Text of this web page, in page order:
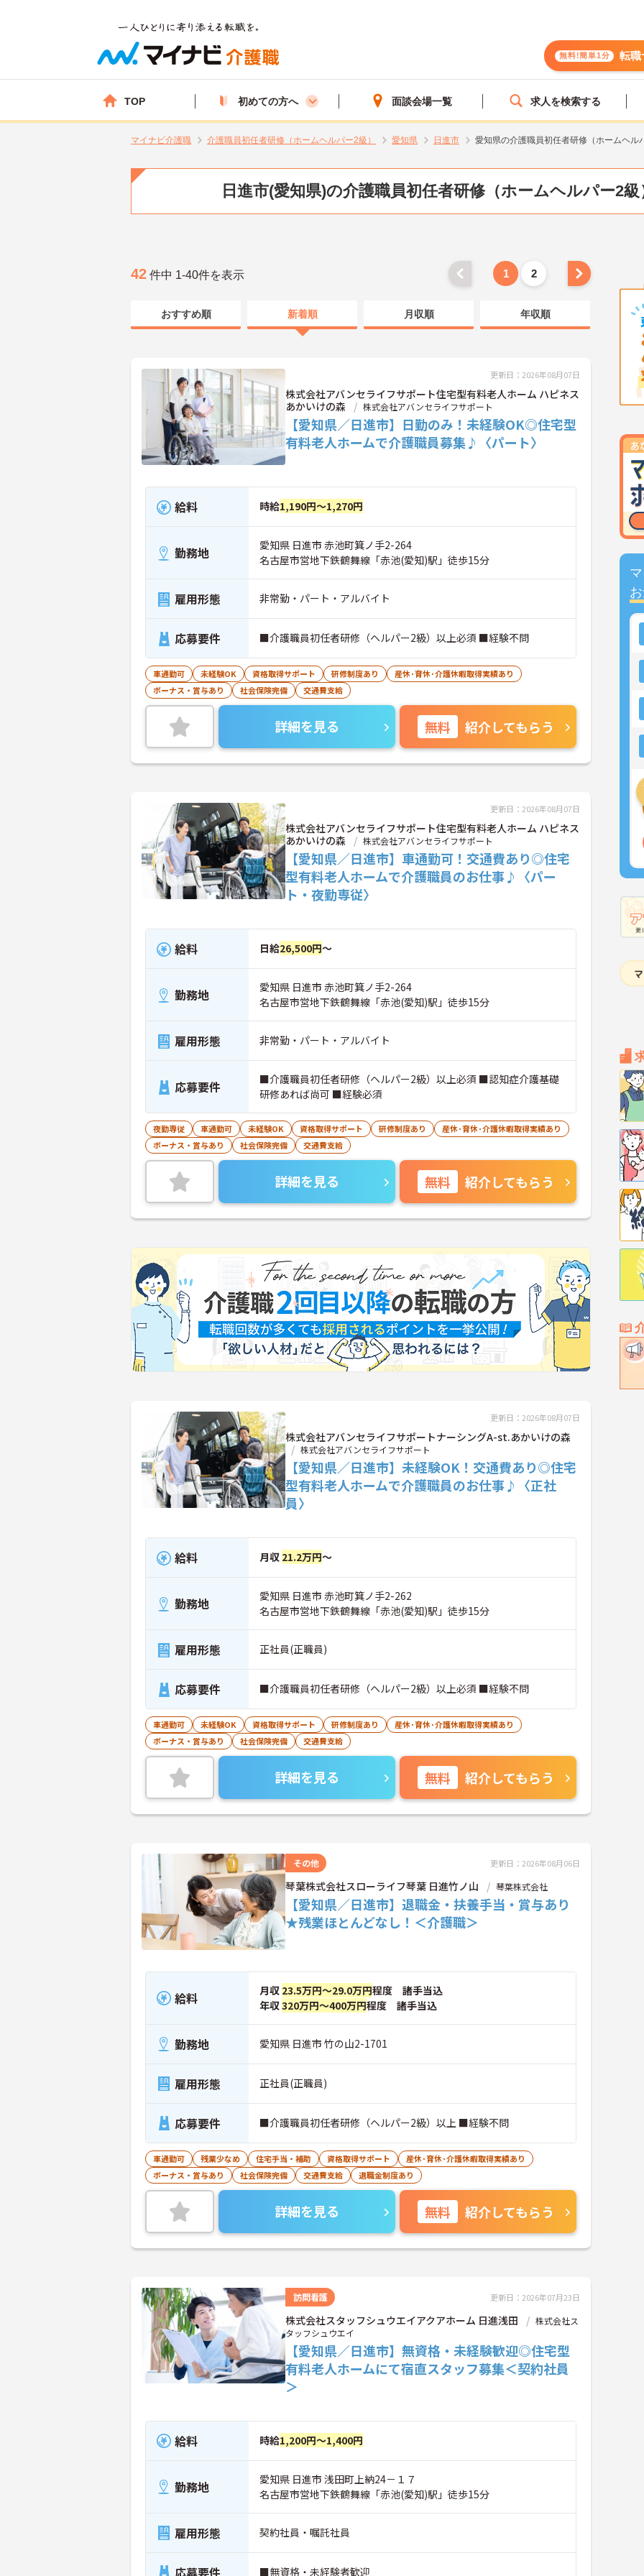
無料!簡単1分 転職
TOP 初めての方へ 面談会場一覧 求人を検索する
マイナビ介護職 介護職員初任者研修（ホームヘルパー2級） 愛知県 日進市 愛知県の介護職員初任者研修（ホームヘル
日進市(愛知県)の介護職員初任者研修（ホームヘルパー2級
42 件中 1-40件を表示 1 2
おすすめ順 新着順 月収順 年収順
更新日：2026年08月07日
株式会社アバンセライフサポート住宅型有料老人ホーム ハピネス
あかいけの森
株式会社アバンセライフサポート
【愛知県／日進市】日勤のみ！未経験OK◎住宅型
有料老人ホームで介護職員募集♪〈パート〉
給料 時給1,190円～1,270円
勤務地
愛知県 日進市 赤池町箕ノ手2-264
名古屋市営地下鉄鶴舞線「赤池(愛知)駅」徒歩15分
雇用形態 非常勤・パート・アルバイト
応募要件 ■介護職員初任者研修（ヘルパー2級）以上必須 ■経験不問
車通勤可 未経験OK 資格取得サポート 研修制度あり
産休･育休･介護休暇取得実績あり
ボーナス・賞与あり
社会保険完備 交通費支給
詳細を見る 無料 紹介してもらう
更新日：2026年08月07日
株式会社アバンセライフサポート住宅型有料老人ホーム ハピネス
あかいけの森
株式会社アバンセライフサポート
【愛知県／日進市】車通勤可！交通費あり◎住宅
型有料老人ホームで介護職員のお仕事♪〈パー
ト・夜勤専従〉
給料 日給26,500円～
勤務地
愛知県 日進市 赤池町箕ノ手2-264
名古屋市営地下鉄鶴舞線「赤池(愛知)駅」徒歩15分
雇用形態 非常勤・パート・アルバイト
応募要件
■介護職員初任者研修（ヘルパー2級）以上必須 ■認知症介護基礎
研修あれば尚可 ■経験必須
夜勤専従 車通勤可 未経験OK 資格取得サポート 研修制度あり
産休･育休･介護休暇取得実績あり
ボーナス・賞与あり
社会保険完備 交通費支給
詳細を見る 無料 紹介してもらう
更新日：2026年08月07日
株式会社アバンセライフサポートナーシングA-st.あかいけの森
株式会社アバンセライフサポート
【愛知県／日進市】未経験OK！交通費あり◎住宅
型有料老人ホームで介護職員のお仕事♪〈正社
員〉
給料 月収 21.2万円～
勤務地
愛知県 日進市 赤池町箕ノ手2-262
名古屋市営地下鉄鶴舞線「赤池(愛知)駅」徒歩15分
雇用形態 正社員(正職員)
応募要件 ■介護職員初任者研修（ヘルパー2級）以上必須 ■経験不問
車通勤可 未経験OK 資格取得サポート 研修制度あり
産休･育休･介護休暇取得実績あり
ボーナス・賞与あり
社会保険完備 交通費支給
詳細を見る 無料 紹介してもらう
その他 更新日：2026年08月06日
琴葉株式会社スローライフ琴葉 日進竹ノ山 琴葉株式会社
【愛知県／日進市】退職金・扶養手当・賞与あり
★残業ほとんどなし！＜介護職＞
給料 月収 23.5万円～29.0万円程度 諸手当込
年収320万円～400万円程度 諸手当込
勤務地 愛知県 日進市 竹の山2-1701
雇用形態 正社員(正職員)
応募要件 ■介護職員初任者研修（ヘルパー2級）以上 ■経験不問
車通勤可 残業少なめ 住宅手当・補助 資格取得サポート
産休･育休･介護休暇取得実績あり
ボーナス・賞与あり
社会保険完備 交通費支給 退職金制度あり
詳細を見る 無料 紹介してもらう
訪問看護 更新日：2026年07月23日
株式会社スタッフシュウエイアクアホーム 日進浅田
株式会社ス
タッフシュウエイ
【愛知県／日進市】無資格・未経験歓迎◎住宅型
有料老人ホームにて宿直スタッフ募集＜契約社員
＞
給料 時給1,200円～1,400円
勤務地
愛知県 日進市 浅田町上納24－１７
名古屋市営地下鉄鶴舞線「赤池(愛知)駅」徒歩15分
雇用形態 契約社員・嘱託社員
応募要件 ■無資格・未経験者歓迎